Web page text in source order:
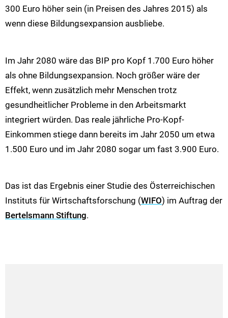
300 Euro höher sein (in Preisen des Jahres 2015) als
wenn diese Bildungsexpansion ausbliebe.
Im Jahr 2080 wäre das BIP pro Kopf 1.700 Euro höher
als ohne Bildungsexpansion. Noch größer wäre der
Effekt, wenn zusätzlich mehr Menschen trotz
gesundheitlicher Probleme in den Arbeitsmarkt
integriert würden. Das reale jährliche Pro-Kopf-
Einkommen stiege dann bereits im Jahr 2050 um etwa
1.500 Euro und im Jahr 2080 sogar um fast 3.900 Euro.
Das ist das Ergebnis einer Studie des Österreichischen
Instituts für Wirtschaftsforschung (WIFO) im Auftrag der
Bertelsmann Stiftung.